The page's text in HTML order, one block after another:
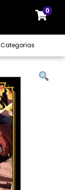
0
Categorías